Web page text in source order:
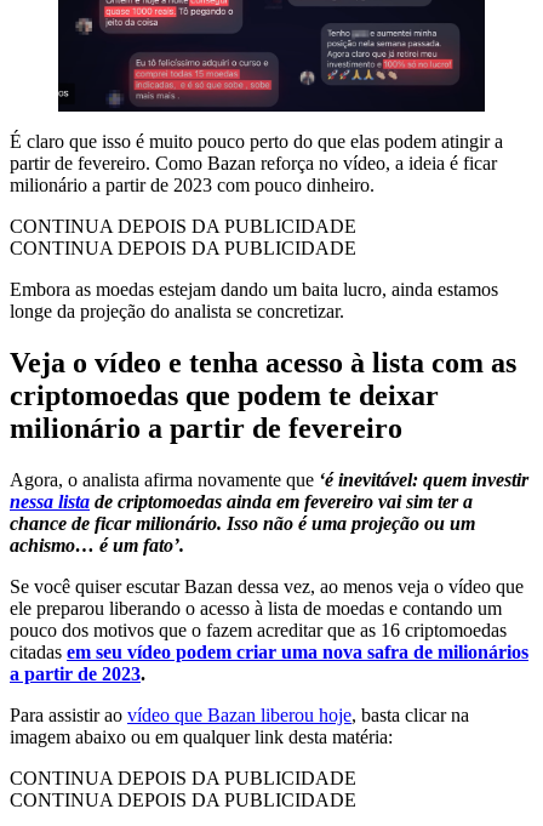
É claro que isso é muito pouco perto do que elas podem atingir a
partir de fevereiro. Como Bazan reforça no vídeo, a ideia é ficar
milionário a partir de 2023 com pouco dinheiro.
CONTINUA DEPOIS DA PUBLICIDADE
CONTINUA DEPOIS DA PUBLICIDADE
Embora as moedas estejam dando um baita lucro, ainda estamos
longe da projeção do analista se concretizar.
Veja o vídeo e tenha acesso à lista com as
criptomoedas que podem te deixar
milionário a partir de fevereiro
Agora, o analista afirma novamente que ‘é inevitável: quem investir
nessa lista de criptomoedas ainda em fevereiro vai sim ter a
chance de ficar milionário. Isso não é uma projeção ou um
achismo… é um fato’.
Se você quiser escutar Bazan dessa vez, ao menos veja o vídeo que
ele preparou liberando o acesso à lista de moedas e contando um
pouco dos motivos que o fazem acreditar que as 16 criptomoedas
citadas em seu vídeo podem criar uma nova safra de milionários
a partir de 2023.
Para assistir ao vídeo que Bazan liberou hoje, basta clicar na
imagem abaixo ou em qualquer link desta matéria:
CONTINUA DEPOIS DA PUBLICIDADE
CONTINUA DEPOIS DA PUBLICIDADE